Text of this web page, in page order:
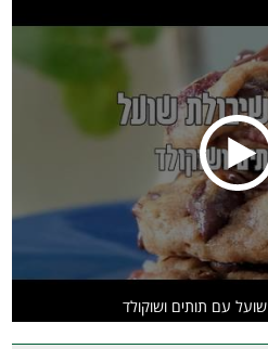
שועל עם תותים ושוקולד